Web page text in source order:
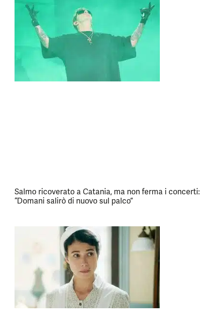
Salmo ricoverato a Catania, ma non ferma i concerti:
“Domani salirò di nuovo sul palco”